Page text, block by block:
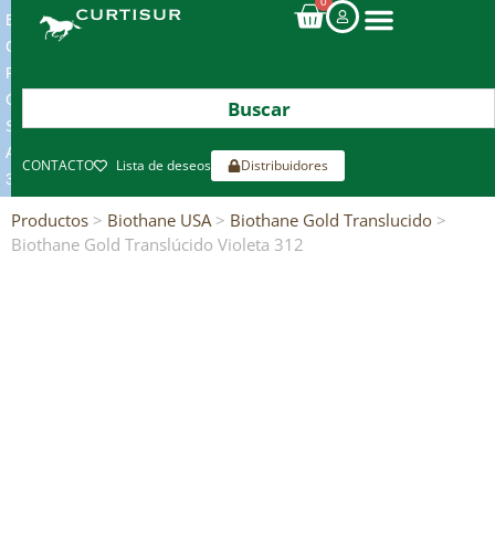
ENVIOS
GRATIS
POR
COMPRAS
SUPERIORES
A
300€*
CONTACTO Lista de deseos Distribuidores
Productos > Biothane USA> Biothane Gold Translucido >
Biothane Gold Translúcido Violeta 312